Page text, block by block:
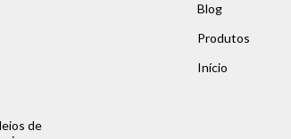
Blog
Produtos
Início
de